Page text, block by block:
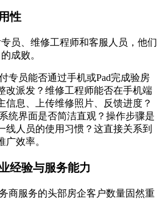
性
员、维修工程师和客服人员，他们
成败。
专员能否通过手机或Pad完成验房
改派发？维修工程师能否在手机端
信息、上传维修照片、反馈进度？
系统界面是否简洁直观？操作步骤是
线人员的使用习惯？这直接关系到
广效率。
经验与服务能力
商服务的头部房企客户数量固然重